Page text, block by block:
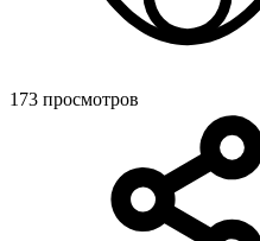
173 просмотров